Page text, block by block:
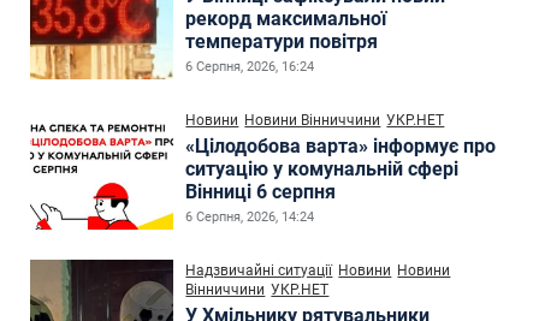
рекорд максимальної
температури повітря
6 Серпня, 2026, 16:24
Новини Новини Вінниччини УКР.НЕТ
«Цілодобова варта» інформує про
ситуацію у комунальній сфері
Вінниці 6 серпня
6 Серпня, 2026, 14:24
Надзвичайні ситуації Новини Новини
Вінниччини УКР.НЕТ
У Хмільнику рятувальники